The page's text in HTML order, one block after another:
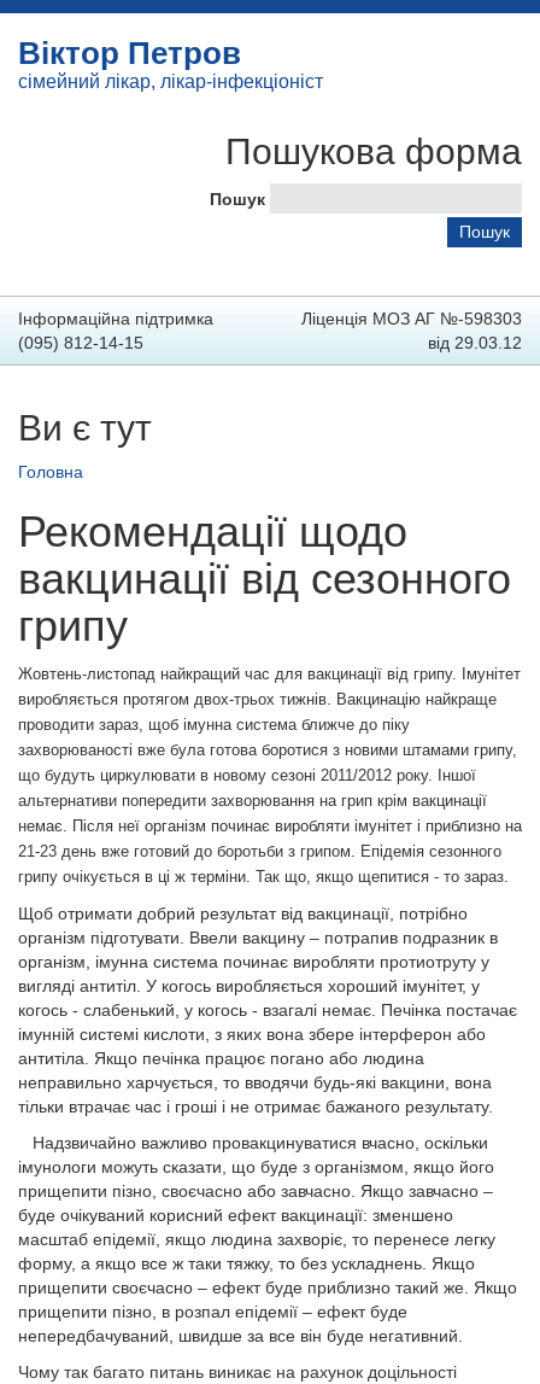
Віктор Петров
сімейний лікар, лікар-інфекціоніст
Пошукова форма
Пошук
Інформаційна підтримка
(095) 812-14-15
Ліценція МОЗ АГ №-598303
від 29.03.12
Ви є тут
Головна
Рекомендації щодо
вакцинації від сезонного
грипу
Жовтень-листопад найкращий час для вакцинації від грипу. Імунітет
виробляється протягом двох-трьох тижнів. Вакцинацію найкраще
проводити зараз, щоб імунна система ближче до піку
захворюваності вже була готова боротися з новими штамами грипу,
що будуть циркулювати в новому сезоні 2011/2012 року. Іншої
альтернативи попередити захворювання на грип крім вакцинації
немає. Після неї організм починає виробляти імунітет і приблизно на
21-23 день вже готовий до боротьби з грипом. Епідемія сезонного
грипу очікується в ці ж терміни. Так що, якщо щепитися - то зараз.
Щоб отримати добрий результат від вакцинації, потрібно
організм підготувати. Ввели вакцину – потрапив подразник в
організм, імунна система починає виробляти протиотруту у
вигляді антитіл. У когось виробляється хороший імунітет, у
когось - слабенький, у когось - взагалі немає. Печінка постачає
імунній системі кислоти, з яких вона збере інтерферон або
антитіла. Якщо печінка працює погано або людина
неправильно харчується, то вводячи будь-які вакцини, вона
тільки втрачає час і гроші і не отримає бажаного результату.
Надзвичайно важливо провакцинуватися вчасно, оскільки
імунологи можуть сказати, що буде з організмом, якщо його
прищепити пізно, своєчасно або завчасно. Якщо завчасно –
буде очікуваний корисний ефект вакцинації: зменшено
масштаб епідемії, якщо людина захворіє, то перенесе легку
форму, а якщо все ж таки тяжку, то без ускладнень. Якщо
прищепити своєчасно – ефект буде приблизно такий же. Якщо
прищепити пізно, в розпал епідемії – ефект буде
непередбачуваний, швидше за все він буде негативний.
Чому так багато питань виникає на рахунок доцільності